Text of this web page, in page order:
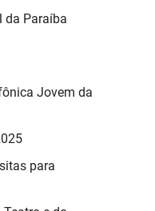
da Paraíba
Jovem da
para